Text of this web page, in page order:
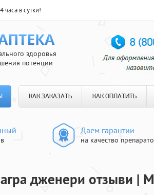
в сутки!
здоровья
потенции
КАК ЗАКАЗАТЬ КАК ОПЛАТИТЬ
Даем гарантии
на качество
дженери отзыви |